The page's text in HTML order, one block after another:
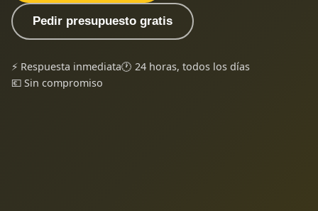
Pedir presupuesto gratis
⚡ Respuesta inmediata🕐 24 horas, todos los días
💶 Sin compromiso